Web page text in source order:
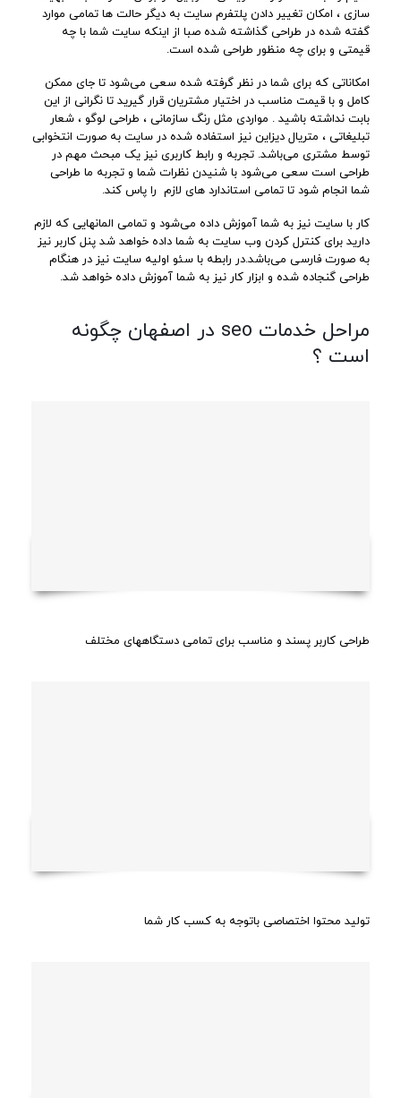
سازی ، امکان تغییر دادن پلتفرم سایت به دیگر حالت ها تمامی موارد
گفته شده در طراحی گذاشته شده صبا از اینکه سایت شما با چه
قیمتی و برای چه منظور طراحی شده است.
امکاناتی که برای شما در نظر گرفته شده سعی می‌شود تا جای ممکن
کامل و با قیمت مناسب در اختیار مشتریان قرار گیرید تا نگرانی از این
بابت نداشته باشید . مواردی مثل رنگ سازمانی ، طراحی لوگو ، شعار
تبلیغاتی ، متریال دیزاین نیز استفاده شده در سایت به صورت انتخوابی
توسط مشتری می‌باشد. تجربه و رابط کاربری نیز یک مبحث مهم در
طراحی است سعی می‌شود با شنیدن نظرات شما و تجربه ما طراحی
شما انجام شود تا تمامی استاندارد های لازم را پاس کند.
کار با سایت نیز به شما آموزش داده می‌شود و تمامی المانهایی که لازم
دارید برای کنترل کردن وب سایت به شما داده خواهد شد پنل کاربر نیز
به صورت فارسی می‌باشد.در رابطه با سئو اولیه سایت نیز در هنگام
طراحی گنجاده شده و ابزار کار نیز به شما آموزش داده خواهد شد.
مراحل خدمات seo در اصفهان چگونه
است ؟
طراحی کاربر پسند و مناسب برای تمامی دستگاههای مختلف
تولید محتوا اختصاصی باتوجه به کسب کار شما